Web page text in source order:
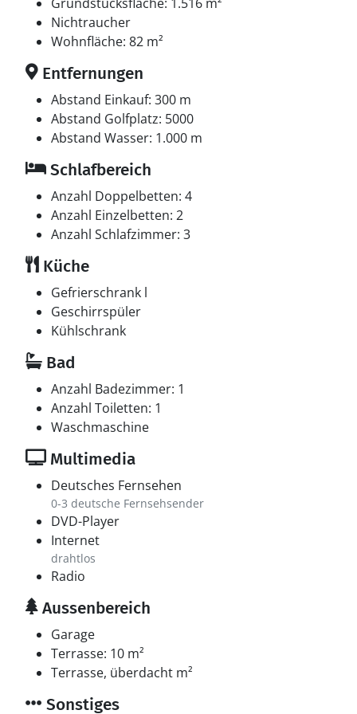
In der Ferienunterkunft gibt es einen Fernseher. Blu-
ray-Player. DVD-Player. Radio. 1-3 dänische
Fernsehsender. 1-3 schwedische Fernsehsender. 1-3
norwegische Fernsehsender. 1-3 deutsche
Fernsehsender. 1-3 englische Fernsehsender. Es steht
kabellose Internetverbindung zur Verfügung.
Nichtraucher
Wohnfläche: 82 m²
Entfernungen
Abstand Einkauf: 300 m
Abstand Golfplatz: 5000
Abstand Wasser: 1.000 m
Schlafbereich
Anzahl Doppelbetten: 4
Anzahl Einzelbetten: 2
Anzahl Schlafzimmer: 3
Küche
Gefrierschrank l
Geschirrspüler
Kühlschrank
Bad
Anzahl Badezimmer: 1
Anzahl Toiletten: 1
Waschmaschine
Multimedia
Deutsches Fernsehen
0-3 deutsche Fernsehsender
DVD-Player
Internet
drahtlos
Radio
Aussenbereich
Garage
Terrasse: 10 m²
Terrasse, überdacht m²
Sonstiges